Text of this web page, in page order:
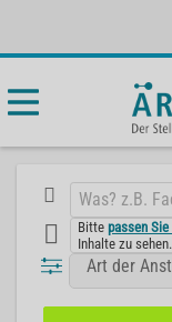
Bittepassen
Inhalte zu sehen.
Art der